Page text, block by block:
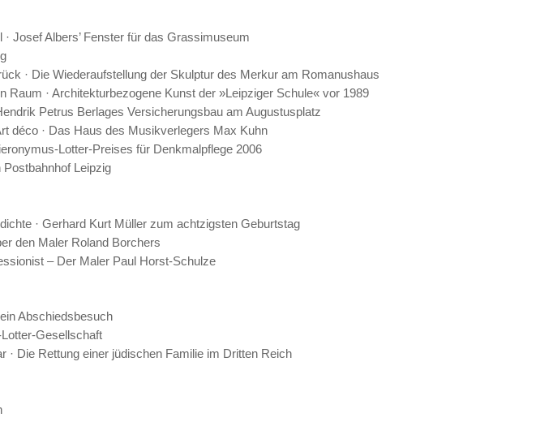
Josef Albers’ Fenster für das Grassimuseum
· Die Wiederaufstellung der Skulptur des Merkur am Romanushaus
Raum · Architekturbezogene Kunst der »Leipziger Schule« vor 1989
Petrus Berlages Versicherungsbau am Augustusplatz
déco · Das Haus des Musikverlegers Max Kuhn
Lotter-Preises für Denkmalpflege 2006
Leipzig
· Gerhard Kurt Müller zum achtzigsten Geburtstag
den Maler Roland Borchers
– Der Maler Paul Horst-Schulze
Abschiedsbesuch
Gesellschaft
· Die Rettung einer jüdischen Familie im Dritten Reich